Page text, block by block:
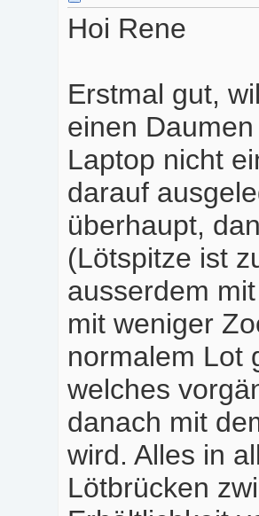
Hoi Rene
Erstmal gut,
einen
Laptop nicht
darauf
überhaupt,
(Lötspitze ist
ausserdem
mit weniger
normalem Lot
welches
danach mit
wird. Alles in
Lötbrücken